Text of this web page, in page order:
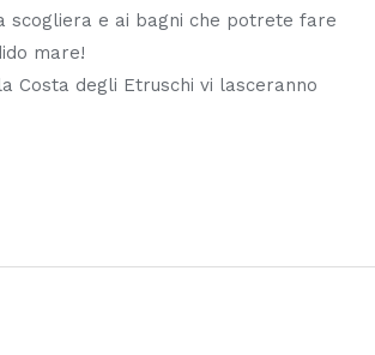
scogliera e ai bagni che potrete fare
mare!
Costa degli Etruschi vi lasceranno